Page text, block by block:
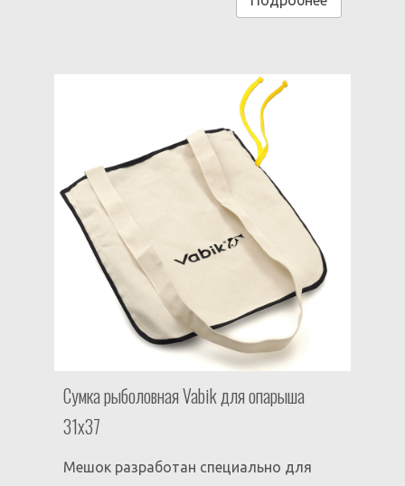
Сумка рыболовная Vabik для опарыша
31х37
Мешок разработан специально для